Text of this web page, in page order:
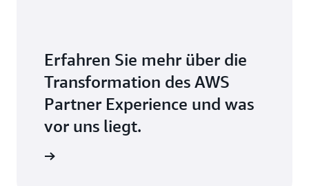
Erfahren Sie mehr über die
Transformation des AWS
Partner Experience und was
vor uns liegt.